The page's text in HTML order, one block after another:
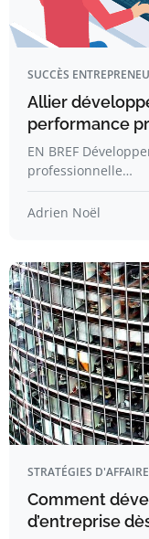
SUCCÈS
Allier
performance
EN BREF
professionnelle…
Adrien Noël
STRATÉGIES
Comment
d’entreprise